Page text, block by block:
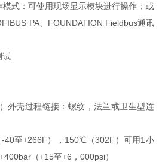
式：可使用现场显示模块进行操作；或
PA、FOUNDATION Fieldbus通讯
试
外壳过程链接：螺纹，法兰或卫生型连
40至+266F），150℃（302F）可用1小
（+15至+6，000psi）